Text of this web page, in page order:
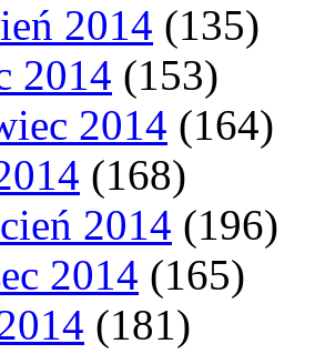
2014 (135)
2014 (153)
2014 (164)
(168)
2014 (196)
2014 (165)
(181)